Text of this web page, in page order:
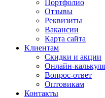
Портфолио
Отзывы
Реквизиты
Вакансии
Карта сайта
Клиентам
Скидки и акции
Онлайн-
Вопрос-ответ
Оптовикам
Контакты